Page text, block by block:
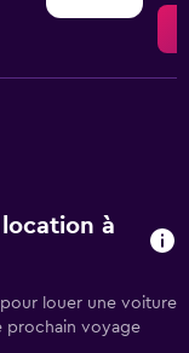
à
louer une voiture
prochain voyage